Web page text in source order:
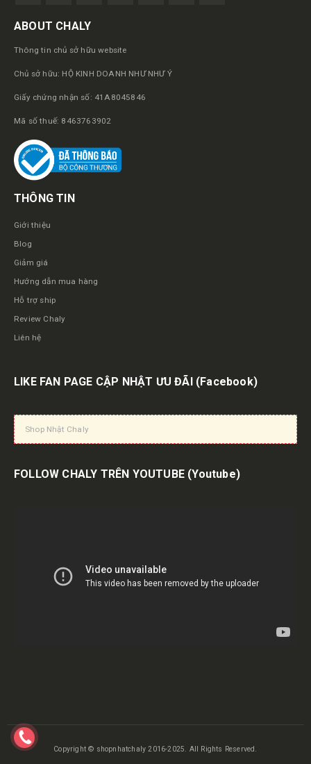
ABOUT CHALY
Thông tin chủ sở hữu website
Chủ sở hữu: HỘ KINH DOANH NHƯ NHƯ Ý
Giấy chứng nhận số: 41A8045846
Mã số thuế: 8463763902
THÔNG TIN
Giới thiệu
Blog
Giảm giá
Hướng dẫn mua hàng
Hỗ trợ ship
Review Chaly
Liên hệ
LIKE FAN PAGE CẬP NHẬT ƯU ĐÃI (Facebook)
Shop Nhật Chaly
FOLLOW CHALY TRÊN YOUTUBE (Youtube)
Copyright © shopnhatchaly 2016-2025. All Rights Reserved.